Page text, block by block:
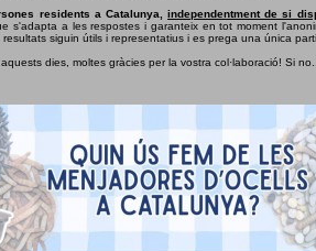
residents a Catalunya,independentment de si
s'adapta a les respostes i garanteix en tot moment
siguin útils i representatius i es prega una única
dies, moltes gràcies per la vostra col·laboració! Si